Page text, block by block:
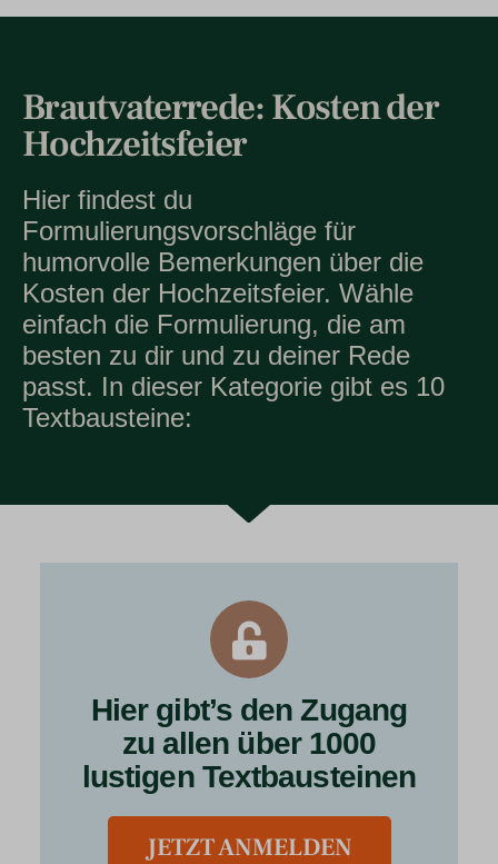
Brautvaterrede: Kosten der
Hochzeitsfeier
Hier findest du
Formulierungsvorschläge für
humorvolle Bemerkungen über die
Kosten der Hochzeitsfeier. Wähle
einfach die Formulierung, die am
besten zu dir und zu deiner Rede
passt. In dieser Kategorie gibt es 10
Textbausteine:
Hier gibt’s den Zugang
zu allen über 1000
lustigen Textbausteinen
JETZT ANMELDEN